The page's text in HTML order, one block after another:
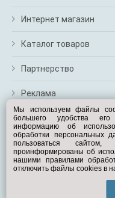
Интернет магазин
Каталог товаров
Партнерство
Реклама
©
Мы используем файлы
большего удобства
информацию об
обработки персональных
пользоваться
проинформированы об
нашими правилами
отключить файлы cookies в